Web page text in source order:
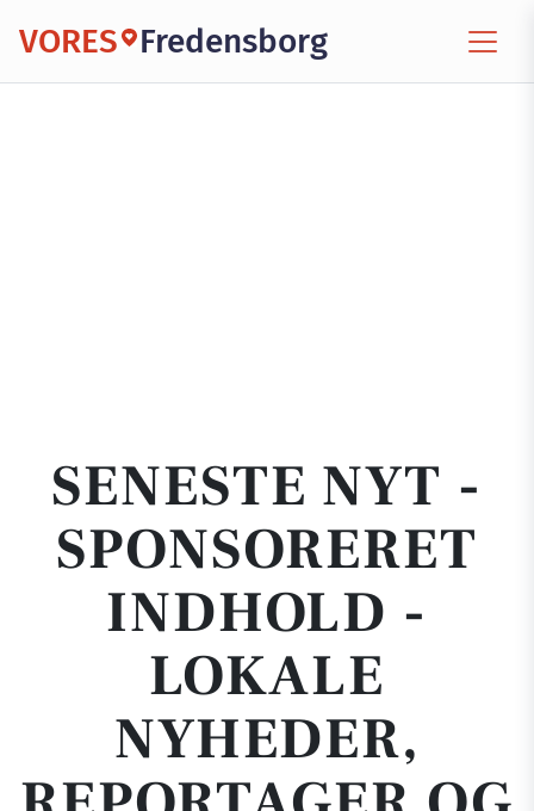
VORES Fredensborg
SENESTE NYT -
SPONSORERET
INDHOLD -
LOKALE
NYHEDER,